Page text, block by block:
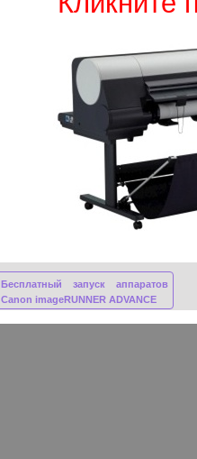
Бесплатный запуск аппаратов
Canon imageRUNNER ADVANCE